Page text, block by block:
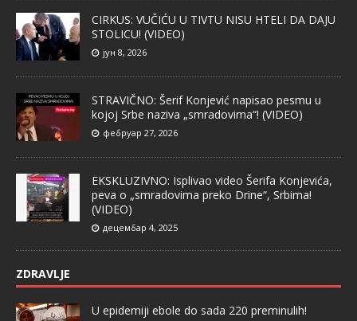
CIRKUS: VUČIĆU U TIVTU NISU HTELI DA DAJU
STOLICU! (VIDEO)
јун 8, 2026
STRAVIČNO: Šerif Konjević napisao pesmu u
kojoj Srbe naziva „smradovima“! (VIDEO)
фебруар 27, 2026
EKSKLUZIVNO: Isplivao video Šerifa Konjevića,
peva o „smradovima preko Drine“, Srbima!
(VIDEO)
децембар 4, 2025
ZDRAVLJE
U epidemiji ebole do sada 220 preminulih!